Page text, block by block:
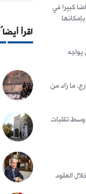
مما يعني انخفاضا كبيرا في
يواجه
ما زاد من
وسط تقلبات
كلفت الدولة أكثر من 40 مليار دولار خلال العقود
اقرأ أيضاً